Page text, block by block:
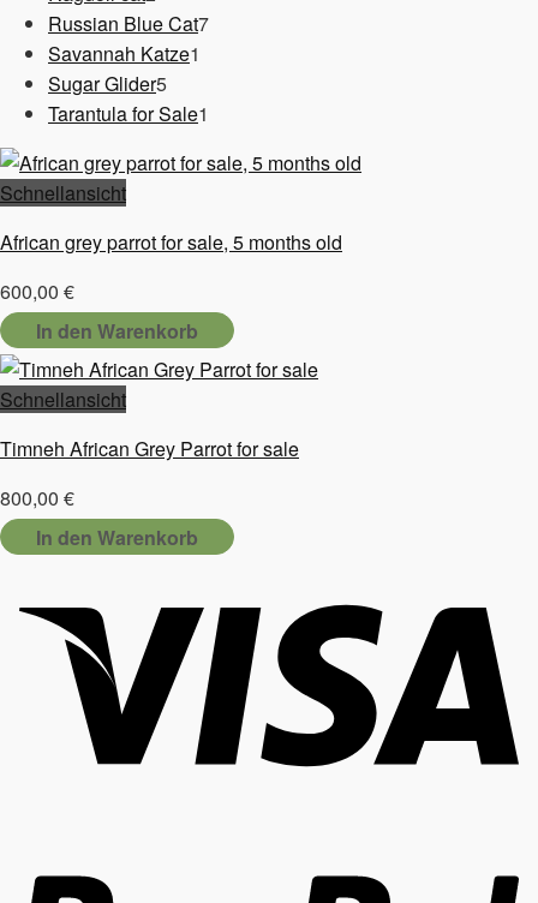
Produkte
Russian Blue Cat77
Savannah Katze1
Sugar Glider55
Produkte
Tarantula for Sale1
Schnellansicht
African grey parrot for sale, 5 months old
600,00 €
In den Warenkorb
Schnellansicht
Timneh African Grey Parrot for sale
800,00 €
In den Warenkorb